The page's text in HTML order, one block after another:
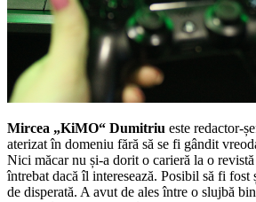
Mircea „KiMO“ Dumitriu este redactor-
aterizat în domeniu fără să se fi gândit
Nici măcar nu și-a dorit o carieră la o
întrebat dacă îl interesează. Posibil să fi fost
de disperată. A avut de ales între o slujbă